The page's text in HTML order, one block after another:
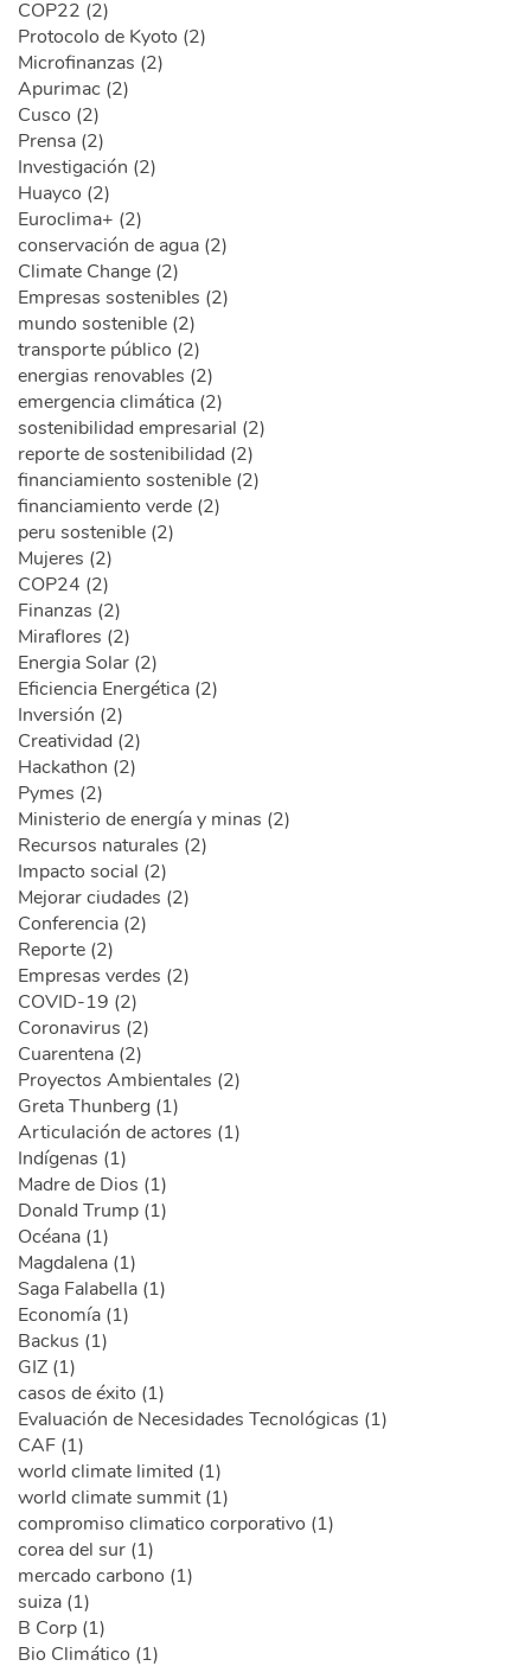
COP22 (2)
Protocolo de Kyoto (2)
Microfinanzas (2)
Apurimac (2)
Cusco (2)
Prensa (2)
Investigación (2)
Huayco (2)
Euroclima+ (2)
conservación de agua (2)
Climate Change (2)
Empresas sostenibles (2)
mundo sostenible (2)
transporte público (2)
energias renovables (2)
emergencia climática (2)
sostenibilidad empresarial (2)
reporte de sostenibilidad (2)
financiamiento sostenible (2)
financiamiento verde (2)
peru sostenible (2)
Mujeres (2)
COP24 (2)
Finanzas (2)
Miraflores (2)
Energia Solar (2)
Eficiencia Energética (2)
Inversión (2)
Creatividad (2)
Hackathon (2)
Pymes (2)
Ministerio de energía y minas (2)
Recursos naturales (2)
Impacto social (2)
Mejorar ciudades (2)
Conferencia (2)
Reporte (2)
Empresas verdes (2)
COVID-19 (2)
Coronavirus (2)
Cuarentena (2)
Proyectos Ambientales (2)
Greta Thunberg (1)
Articulación de actores (1)
Indígenas (1)
Madre de Dios (1)
Donald Trump (1)
Océana (1)
Magdalena (1)
Saga Falabella (1)
Economía (1)
Backus (1)
GIZ (1)
casos de éxito (1)
Evaluación de Necesidades Tecnológicas (1)
CAF (1)
world climate limited (1)
world climate summit (1)
compromiso climatico corporativo (1)
corea del sur (1)
mercado carbono (1)
suiza (1)
B Corp (1)
Bio Climático (1)